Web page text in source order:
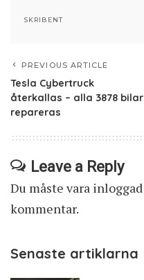
SKRIBENT
PREVIOUS ARTICLE
Tesla Cybertruck
återkallas – alla 3878 bilar
repareras
Leave a Reply
Du måste vara inloggad
kommentar.
Senaste artiklarna